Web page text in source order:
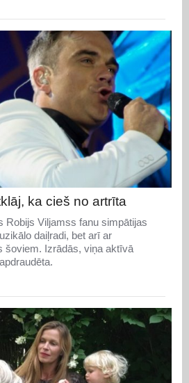
ka cieš no artrīta
Robijs Viljamss fanu simpātijas
daiļradi, bet arī ar
šoviem. Izrādās, viņa aktīvā